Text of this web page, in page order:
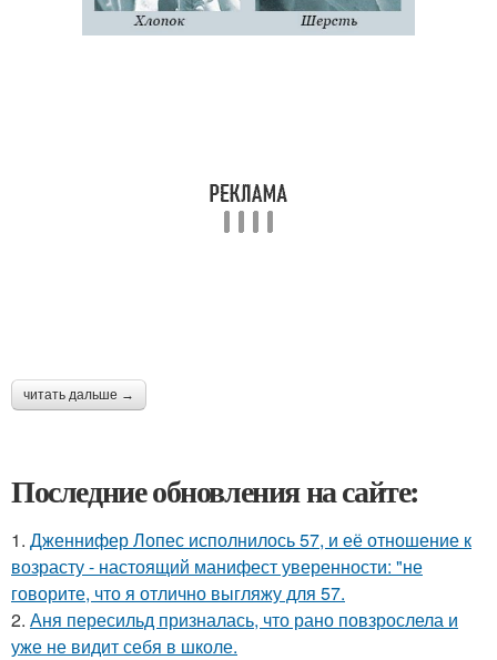
читать дальше →
Последние обновления на сайте:
1. Дженнифер Лопес исполнилось 57, и её отношение к
возрасту - настоящий манифест уверенности: "не
говорите, что я отлично выгляжу для 57.
2. Аня пересильд призналась, что рано повзрослела и
уже не видит себя в школе.